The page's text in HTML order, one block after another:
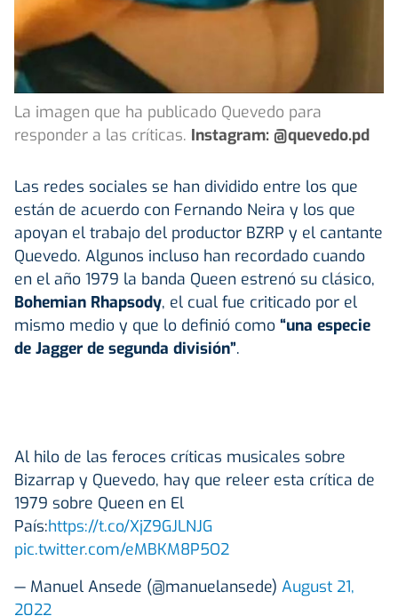
La imagen que ha publicado Quevedo para
responder a las críticas. Instagram: @quevedo.pd
Las redes sociales se han dividido entre los que
están de acuerdo con Fernando Neira y los que
apoyan el trabajo del productor BZRP y el cantante
Quevedo. Algunos incluso han recordado cuando
en el año 1979 la banda Queen estrenó su clásico,
Bohemian Rhapsody, el cual fue criticado por el
mismo medio y que lo definió como “una especie
de Jagger de segunda división”.
Al hilo de las feroces críticas musicales sobre
Bizarrap y Quevedo, hay que releer esta crítica de
1979 sobre Queen en El
País:https://t.co/XjZ9GJLNJG
pic.twitter.com/eMBKM8P5O2
— Manuel Ansede (@manuelansede) August 21,
2022